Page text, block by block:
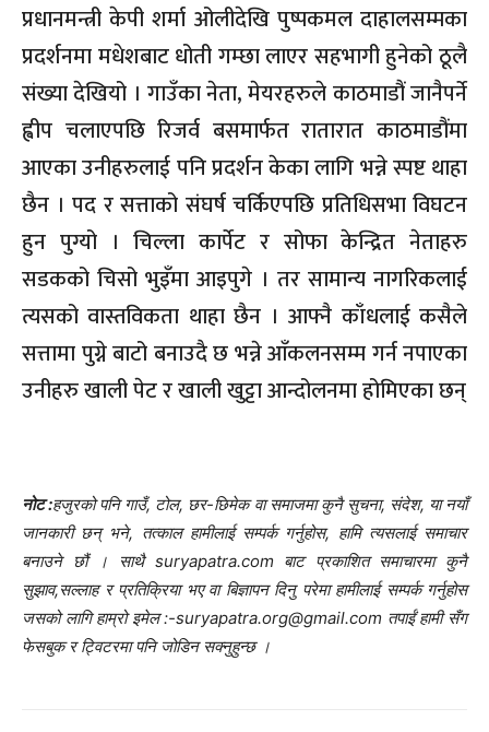
प्रधानमन्त्री केपी शर्मा ओलीदेखि पुष्पकमल दाहालसम्मका
प्रदर्शनमा मधेशबाट धोती गम्छा लाएर सहभागी हुनेको ठूलै
संख्या देखियो । गाउँका नेता, मेयरहरुले काठमाडौं जानैपर्ने
ह्वीप चलाएपछि रिजर्व बसमार्फत रातारात काठमाडौंमा
आएका उनीहरुलाई पनि प्रदर्शन केका लागि भन्ने स्पष्ट थाहा
छैन । पद र सत्ताको संघर्ष चर्किएपछि प्रतिधिसभा विघटन
हुन पुग्यो । चिल्ला कार्पेट र सोफा केन्द्रित नेताहरु
सडकको चिसो भुइँमा आइपुगे । तर सामान्य नागरिकलाई
त्यसको वास्तविकता थाहा छैन । आफ्नै काँधलाई कसैले
सत्तामा पुग्ने बाटो बनाउदै छ भन्ने आँकलनसम्म गर्न नपाएका
उनीहरु खाली पेट र खाली खुट्टा आन्दोलनमा होमिएका छन्
नोट :हजुरको पनि गाउँ, टोल, छर-छिमेक वा समाजमा कुनै सुचना, संदेश, या नयाँ
जानकारी छन् भने, तत्काल हामीलाई सम्पर्क गर्नुहोस, हामि त्यसलाई समाचार
बनाउने छौं । साथै suryapatra.com बाट प्रकाशित समाचारमा कुनै
सुझाव,सल्लाह र प्रतिक्रिया भए वा बिज्ञापन दिनु परेमा हामीलाई सम्पर्क गर्नुहोस
जसको लागि हाम्रो इमेल :-suryapatra.org@gmail.com तपाईं हामी सँग
फेसबुक र ट्विटरमा पनि जोडिन सक्नुहुन्छ ।